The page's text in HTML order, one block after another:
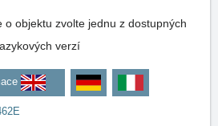
o objektu zvolte jednu z dostupných
verzí